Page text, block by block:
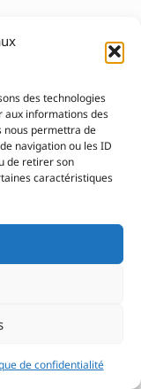
des technologies
aux informations des
nous permettra de
navigation ou les ID
de retirer son
caractéristiques
de confidentialité